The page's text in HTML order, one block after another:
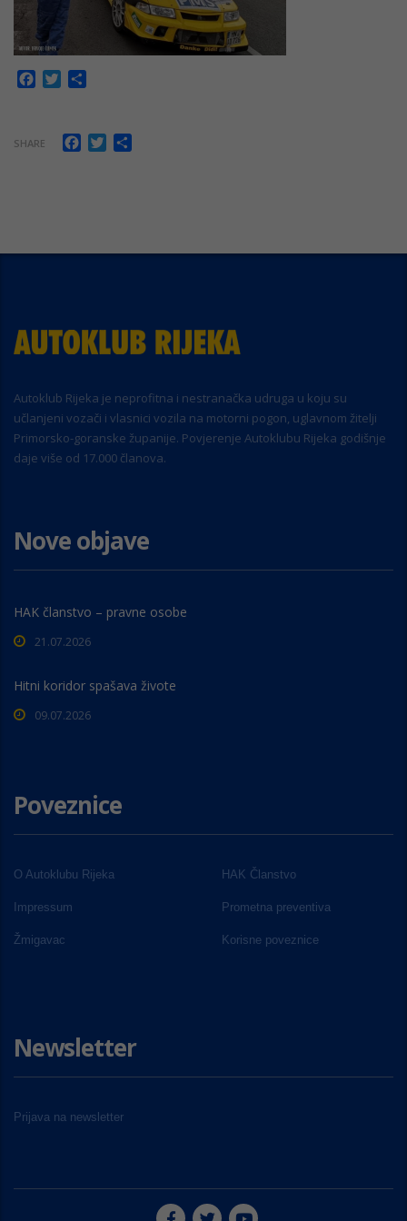
Facebook
Twitter
SHARE Facebook
Twitter
Autoklub Rijeka je neprofitna i nestranačka udruga u koju su
učlanjeni vozači i vlasnici vozila na motorni pogon, uglavnom žitelji
Primorsko-goranske županije. Povjerenje Autoklubu Rijeka godišnje
daje više od 17.000 članova.
Nove objave
HAK članstvo – pravne osobe
21.07.2026
Hitni koridor spašava živote
09.07.2026
Poveznice
O Autoklubu Rijeka HAK Članstvo
Impressum Prometna preventiva
Žmigavac Korisne poveznice
Newsletter
Prijava na newsletter